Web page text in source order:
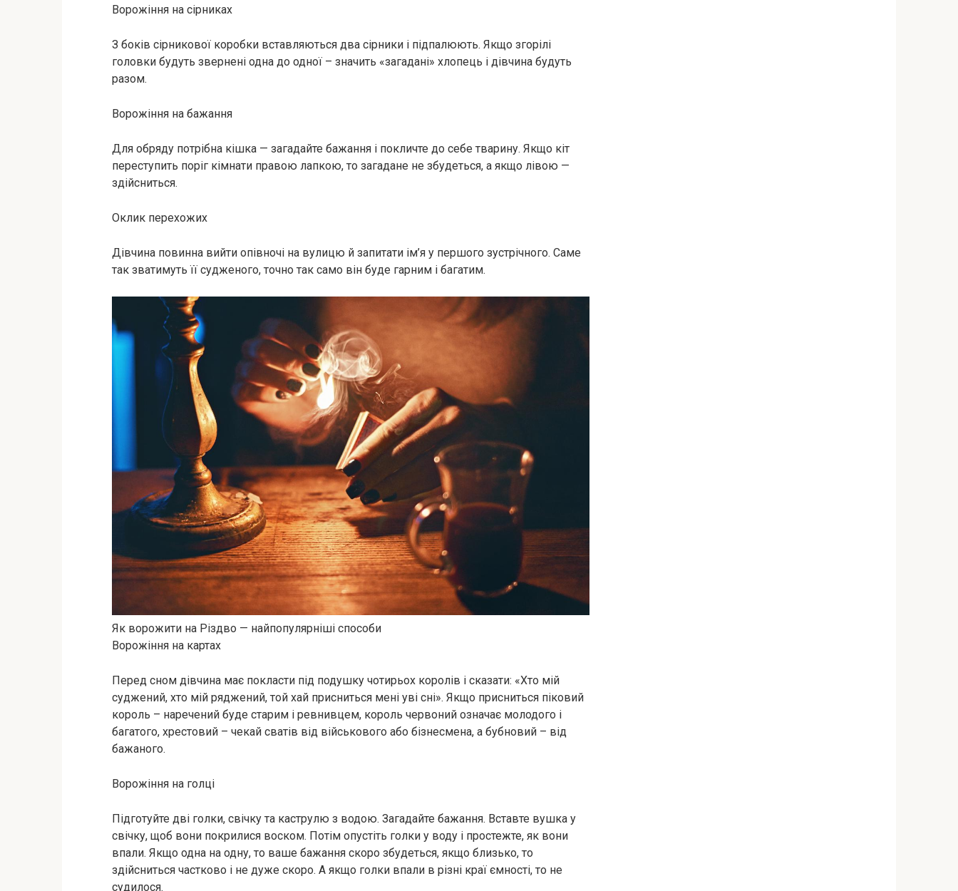
Ворожіння на сірниках
З боків сірникової коробки вставляються два сірники і підпалюють. Якщо згорілі
головки будуть звернені одна до одної – значить «загадані» хлопець і дівчина будуть
разом.
Ворожіння на бажання
Для обряду потрібна кішка — загадайте бажання і покличте до себе тварину. Якщо кіт
переступить поріг кімнати правою лапкою, то загадане не збудеться, а якщо лівою —
здійсниться.
Оклик перехожих
Дівчина повинна вийти опівночі на вулицю й запитати ім’я у першого зустрічного. Саме
так зватимуть її судженого, точно так само він буде гарним і багатим.
Як ворожити на Різдво — найпопулярніші способи
Ворожіння на картах
Перед сном дівчина має покласти під подушку чотирьох королів і сказати: «Хто мій
суджений, хто мій ряджений, той хай присниться мені уві сні». Якщо присниться піковий
король – наречений буде старим і ревнивцем, король червоний означає молодого і
багатого, хрестовий – чекай сватів від військового або бізнесмена, а бубновий – від
бажаного.
Ворожіння на голці
Підготуйте дві голки, свічку та каструлю з водою. Загадайте бажання. Вставте вушка у
свічку, щоб вони покрилися воском. Потім опустіть голки у воду і простежте, як вони
впали. Якщо одна на одну, то ваше бажання скоро збудеться, якщо близько, то
здійсниться частково і не дуже скоро. А якщо голки впали в різні краї ємності, то не
судилося.